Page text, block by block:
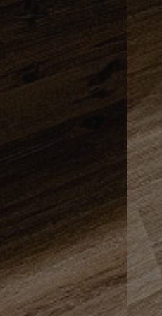
Sessione
Sessione